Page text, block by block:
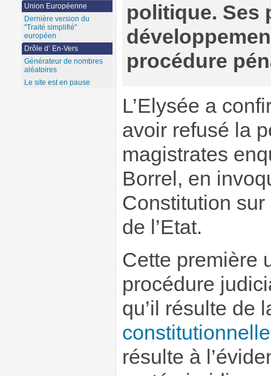
politique. Ses
procédure
L’Elysée a
avoir refusé la
magistrates
Borrel, en
Constitution
de l’Etat.
Cette première
procédure
qu’il résulte de
constitutionnelle
résulte à
Union Européenne
Dernière version du
"Traité simplifié"
européen
Drôle d’ En-Vers
Générateur de nombres
aléatoires
Le site est en pause